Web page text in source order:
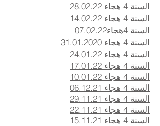
السنة 4 هجاء 28.02.22
السنة 4 هجاء 14.02.22
السنة 4
هجاء07.02.22
السنة 4 هجاء 31.01.2020
السنة 4 هجاء 24.01.22
السنة 4 هجاء 17.01.22
السنة 4 هجاء 10.01.22
السنة 4 هجاء 06.12.21
السنة 4 هجاء 29.11.21
السنة 4 هجاء 22.11.21
السنة 4 هجاء 15.11.21